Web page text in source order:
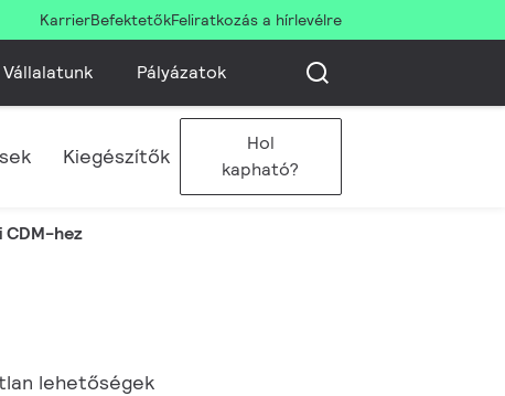
KarrierBefektetőkFeliratkozás a hírlevélre
Vállalatunk Pályázatok
Kiegészítők
Hol
kapható?
CDM-hez
lehetőségek